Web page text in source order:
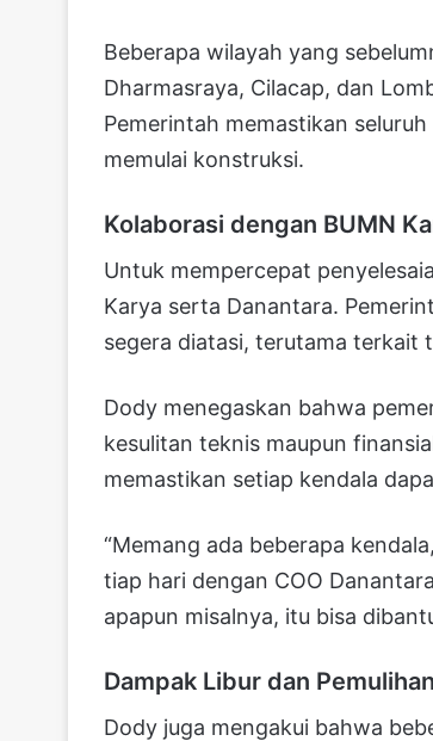
Beberapa wilayah yang
Dharmasraya, Cilacap, dan
Pemerintah memastikan
memulai konstruksi.
Kolaborasi dengan BUMN
Untuk mempercepat
Karya serta Danantara.
segera diatasi, terutama terkait
Dody menegaskan bahwa
kesulitan teknis maupun
memastikan setiap kendala
“Memang ada beberapa
tiap hari dengan COO
apapun misalnya, itu bisa
Dampak Libur dan
Dody juga mengakui bahwa